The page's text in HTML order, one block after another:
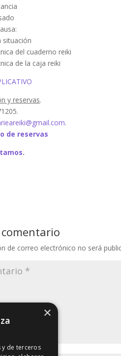
situación
del cuaderno reiki
de la caja reiki
y reservas.
.
de reservas
.
de correo electrónico no será
×
de terceros